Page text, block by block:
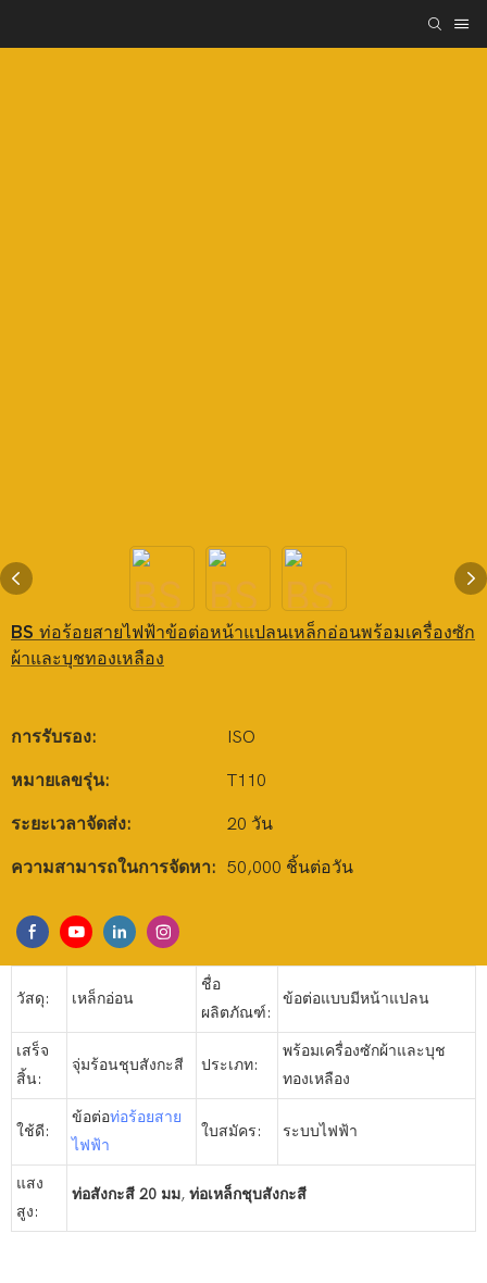
BS ท่อร้อยสายไฟฟ้าข้อต่อหน้าแปลนเหล็กอ่อนพร้อมเครื่องซัก
ผ้าและบุชทองเหลือง
การรับรอง: ISO
หมายเลขรุ่น: T110
ระยะเวลาจัดส่ง: 20 วัน
ความสามารถในการจัดหา: 50,000 ชิ้นต่อวัน
วัสดุ: เหล็กอ่อน
ชื่อ
ผลิตภัณฑ์:
ข้อต่อแบบมีหน้าแปลน
เสร็จ
สิ้น:
จุ่มร้อนชุบสังกะสี ประเภท:
พร้อมเครื่องซักผ้าและบุช
ทองเหลือง
ใช้ดี:
ข้อต่อท่อร้อยสาย
ไฟฟ้า
ใบสมัคร: ระบบไฟฟ้า
แสง
สูง:
ท่อสังกะสี 20 มม, ท่อเหล็กชุบสังกะสี